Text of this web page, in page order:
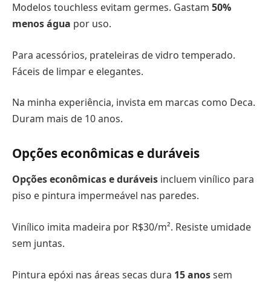
Modelos touchless evitam germes. Gastam 50%
menos água por uso.
Para acessórios, prateleiras de vidro temperado.
Fáceis de limpar e elegantes.
Na minha experiência, invista em marcas como Deca.
Duram mais de 10 anos.
Opções econômicas e duráveis
Opções econômicas e duráveis incluem vinílico para
piso e pintura impermeável nas paredes.
Vinílico imita madeira por R$30/m². Resiste umidade
sem juntas.
Pintura epóxi nas áreas secas dura 15 anossem